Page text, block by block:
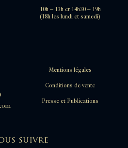
10h – 13h et 14h30 – 19h
(18h les lundi et samedi)
Mentions légales
Conditions de vente
Presse et Publications
suivre